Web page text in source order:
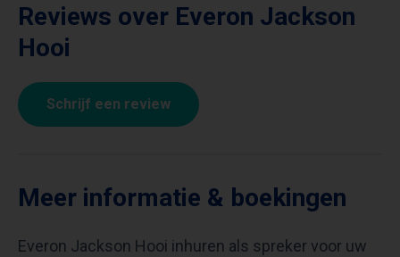
Reviews over Everon Jackson
Hooi
Schrijf een review
Meer informatie & boekingen
Everon Jackson Hooi inhuren als spreker voor uw